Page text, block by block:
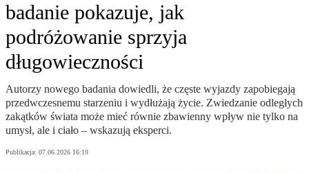
badanie pokazuje, jak
podróżowanie sprzyja
długowieczności
Autorzy nowego badania dowiedli, że częste wyjazdy zapobiegają
przedwczesnemu starzeniu i wydłużają życie. Zwiedzanie odległych
zakątków świata może mieć równie zbawienny wpływ nie tylko na
umysł, ale i ciało – wskazują eksperci.
Publikacja: 07.06.2026 16:19